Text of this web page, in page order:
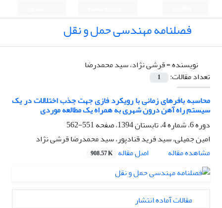
فصلنامه مهندسی حمل و نقل
نویسنده =قرشی نژاد، سید محمدرضا
تعداد مقالات:
1
محاسبه بافرهای زمانی با رویکرد فازی جهت جذب اختلالات در یک
سیستم راه آهن درون شهری به همراه یک مطالعه موردی
دوره 6، شماره 4، تابستان 1394، صفحه
551-562
امین جمیلی، سید فرید قنادپور، سید محمدرضا قرشی نژاد
مشاهده مقاله
اصل مقاله 908.57 K
مقالات آماده انتشار